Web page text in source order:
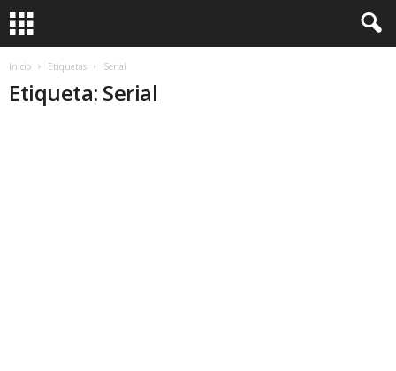
Inicio Etiquetas Serial
Etiqueta: Serial